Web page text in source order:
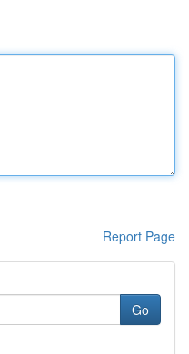
Report Page
Go